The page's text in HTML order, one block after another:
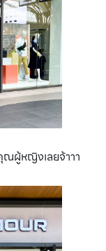
ผู้หญิงเลยจ้าาา